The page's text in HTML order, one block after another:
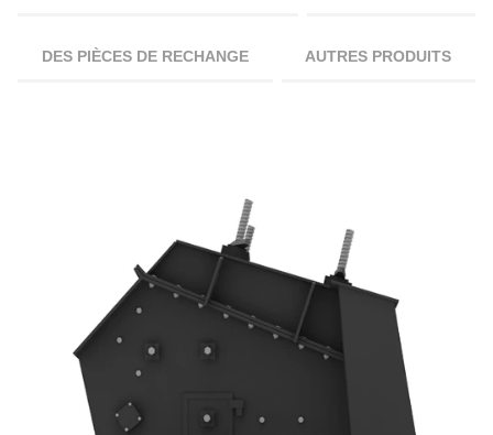
DES PIÈCES DE RECHANGE AUTRES PRODUITS